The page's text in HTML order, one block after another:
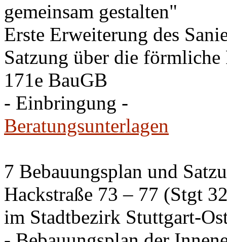
gemeinsam gestalten"
Erste Erweiterung des
Satzung über die
171e BauGB
- Einbringung -
Beratungsunterlagen
7 Bebauungsplan und
Hackstraße 73 – 77 (Stgt
im Stadtbezirk Stuttgart-